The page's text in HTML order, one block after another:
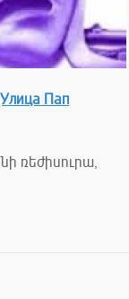
Пап
ռեժիսուրա,